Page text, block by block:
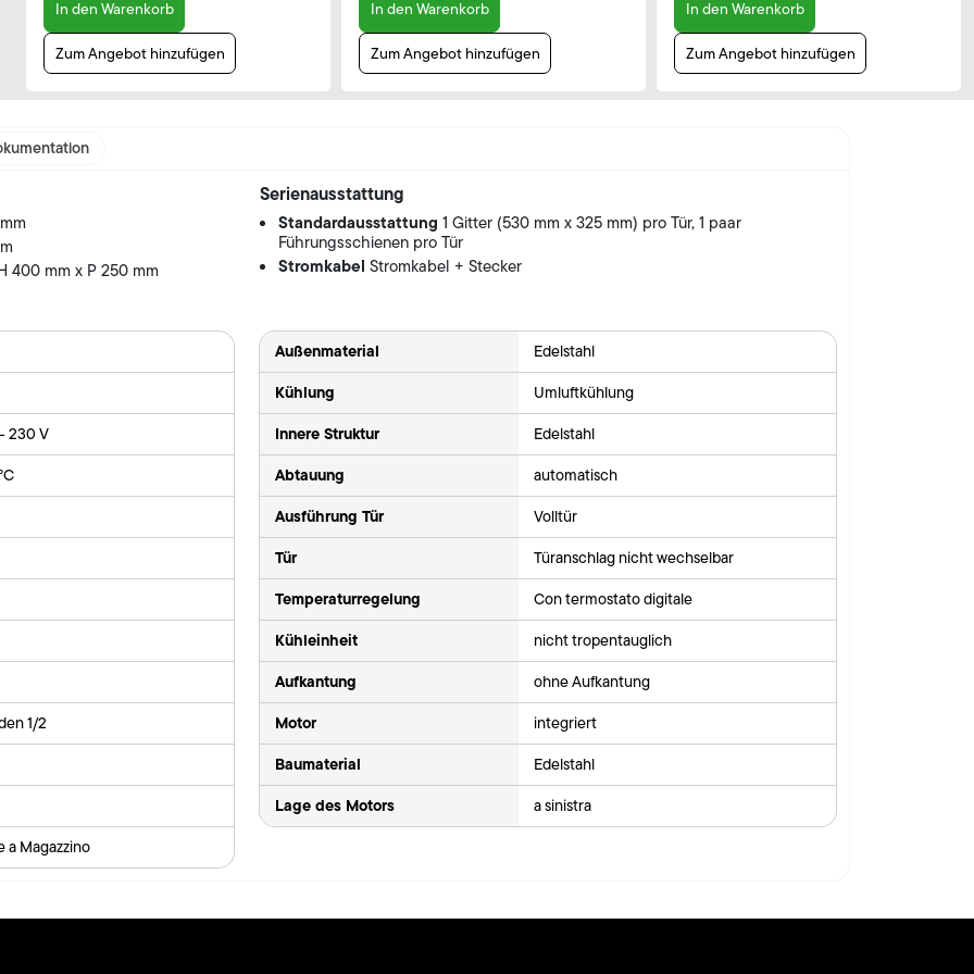
In den Warenkorb
Zum Angebot hinzufügen
In den Warenkorb
Zum Angebot hinzufügen
In den Warenkorb
Zum Angebot hinzufügen
400 mm x P 250 mm
Serienausstattung
Standardausstattung1 Gitter (530 mm x 325 mm) pro Tür, 1 paar
Führungsschienen pro Tür
StromkabelStromkabel + Stecker
230 V
1/2
a Magazzino
Außenmaterial Edelstahl
Kühlung Umluftkühlung
Innere Struktur Edelstahl
Abtauung automatisch
Ausführung Tür Volltür
Tür Türanschlag nicht wechselbar
Temperaturregelung Con termostato digitale
Kühleinheit nicht tropentauglich
Aufkantung ohne Aufkantung
Motor integriert
Baumaterial Edelstahl
Lage des Motors a sinistra